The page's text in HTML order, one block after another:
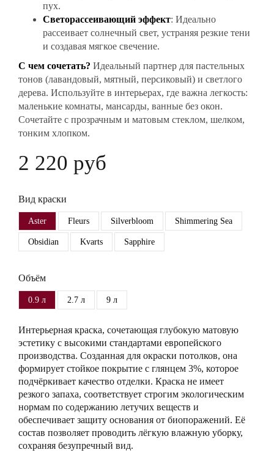
пух.
Светорассеивающий эффект: Идеально
рассеивает солнечный свет, устраняя резкие тени
и создавая мягкое свечение.
С чем сочетать? Идеальный партнер для пастельных
тонов (лавандовый, мятный, персиковый) и светлого
дерева. Используйте в интерьерах, где важна легкость:
маленькие комнаты, мансарды, ванные без окон.
Сочетайте с прозрачным и матовым стеклом, шелком,
тонким хлопком.
2 220 руб
Вид краски
Aster Fleurs Silverbloom Shimmering Sea
Obsidian Kvarts Sapphire
Объём
0.9 л 2.7 л 9 л
Интерьерная краска, сочетающая глубокую матовую
эстетику с высокими стандартами европейского
производства. Созданная для окраски потолков, она
формирует стойкое покрытие с глянцем 3%, которое
подчёркивает качество отделки. Краска не имеет
резкого запаха, соответствует строгим экологическим
нормам по содержанию летучих веществ и
обеспечивает защиту основания от биопоражений. Её
состав позволяет проводить лёгкую влажную уборку,
сохраняя безупречный вид.